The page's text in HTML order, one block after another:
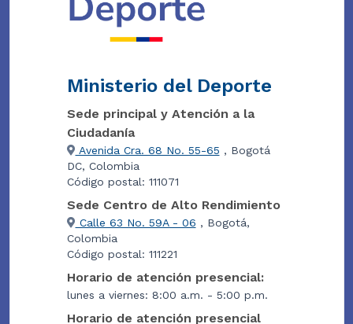
Ministerio del Deporte
Sede principal y Atención a la
Ciudadanía
Avenida Cra. 68 No. 55-65 , Bogotá
DC, Colombia
Código postal: 111071
Sede Centro de Alto Rendimiento
Calle 63 No. 59A - 06 , Bogotá,
Colombia
Código postal: 111221
Horario de atención presencial:
lunes a viernes: 8:00 a.m. - 5:00 p.m.
Horario de atención presencial